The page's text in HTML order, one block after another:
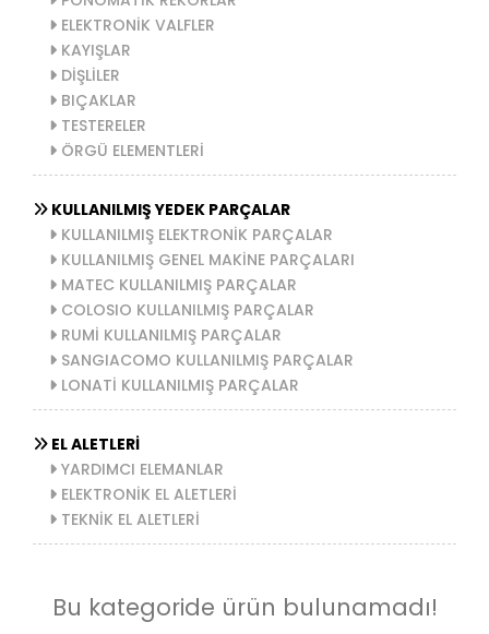
ELEKTRONİK VALFLER
KAYIŞLAR
DİŞLİLER
BIÇAKLAR
TESTERELER
ÖRGÜ ELEMENTLERİ
KULLANILMIŞ YEDEK PARÇALAR
KULLANILMIŞ ELEKTRONİK PARÇALAR
KULLANILMIŞ GENEL MAKİNE PARÇALARI
MATEC KULLANILMIŞ PARÇALAR
COLOSIO KULLANILMIŞ PARÇALAR
RUMİ KULLANILMIŞ PARÇALAR
SANGIACOMO KULLANILMIŞ PARÇALAR
LONATİ KULLANILMIŞ PARÇALAR
EL ALETLERİ
YARDIMCI ELEMANLAR
ELEKTRONİK EL ALETLERİ
TEKNİK EL ALETLERİ
Bu kategoride ürün bulunamadı!